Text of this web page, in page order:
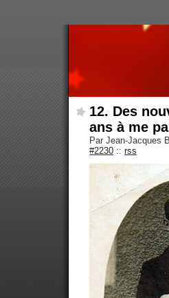
12. Des
ans à me
Par Jean-Jacques
#2230 :: rss